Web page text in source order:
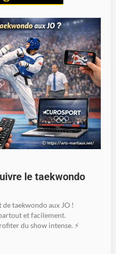
le taekwondo
taekwondo aux JO !
et facilement.
du show intense. ⚡